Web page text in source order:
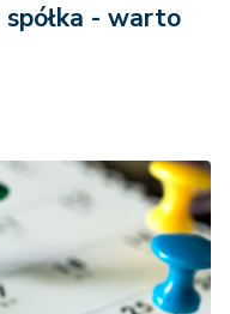
spółka - warto